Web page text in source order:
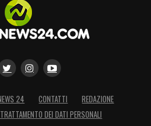
24 CONTATTI
REDAZIONE
DEI DATI PERSONALI